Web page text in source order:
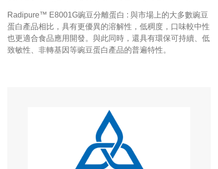
Radipure™ E8001G豌豆分離蛋白 : 與市場上的大多數豌豆
蛋白產品相比，具有更優異的溶解性，低稠度，口味較中性
也更適合食品應用開發。與此同時，還具有環保可持續、低
致敏性、非轉基因等豌豆蛋白產品的普遍特性。